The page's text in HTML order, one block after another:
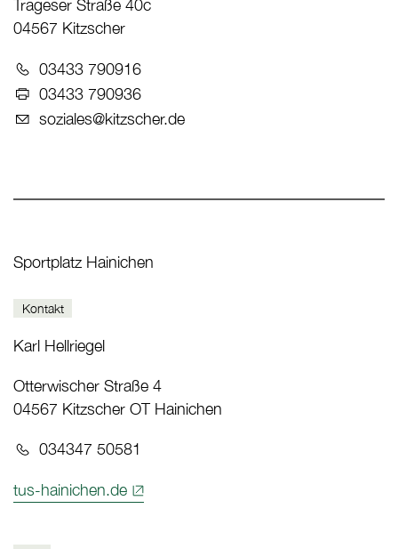
Trageser Straße 40c
04567 Kitzscher
Telefon:
03433 790916
Fax:
03433 790936
E-Mail:
soziales@kitzscher.de
Sportplatz Hainichen
Kontakt
Karl Hellriegel
Otterwischer Straße 4
04567 Kitzscher OT Hainichen
Telefon:
034347 50581
tus-hainichen.de